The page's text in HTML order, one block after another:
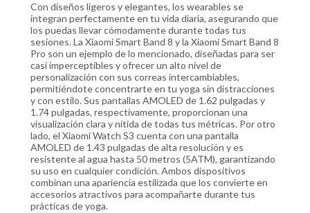
Con diseños ligeros y elegantes, los wearables se
integran perfectamente en tu vida diaria, asegurando que
los puedas llevar cómodamente durante todas tus
sesiones. La Xiaomi Smart Band 8 y la Xiaomi Smart Band 8
Pro son un ejemplo de lo mencionado, diseñadas para ser
casi imperceptibles y ofrecer un alto nivel de
personalización con sus correas intercambiables,
permitiéndote concentrarte en tu yoga sin distracciones
y con estilo. Sus pantallas AMOLED de 1.62 pulgadas y
1.74 pulgadas, respectivamente, proporcionan una
visualización clara y nítida de todas tus métricas. Por otro
lado, el Xiaomi Watch S3 cuenta con una pantalla
AMOLED de 1.43 pulgadas de alta resolución y es
resistente al agua hasta 50 metros (5ATM), garantizando
su uso en cualquier condición. Ambos dispositivos
combinan una apariencia estilizada que los convierte en
accesorios atractivos para acompañarte durante tus
prácticas de yoga.